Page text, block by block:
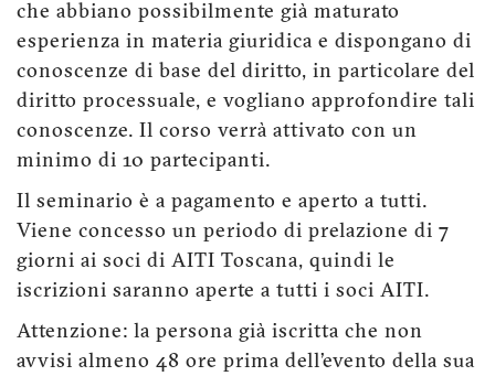
che abbiano possibilmente già maturato
esperienza in materia giuridica e dispongano di
conoscenze di base del diritto, in particolare del
diritto processuale, e vogliano approfondire tali
conoscenze. Il corso verrà attivato con un
minimo di 10 partecipanti.
Il seminario è a pagamento e aperto a tutti.
Viene concesso un periodo di prelazione di 7
giorni ai soci di AITI Toscana, quindi le
iscrizioni saranno aperte a tutti i soci AITI.
Attenzione: la persona già iscritta che non
avvisi almeno 48 ore prima dell’evento della sua